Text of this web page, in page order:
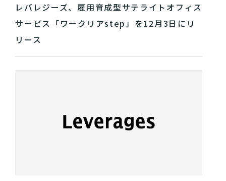
レバレジーズ、雇用育成型サテライトオフィス
サービス「ワークリアstep」を12月3日にリ
リース